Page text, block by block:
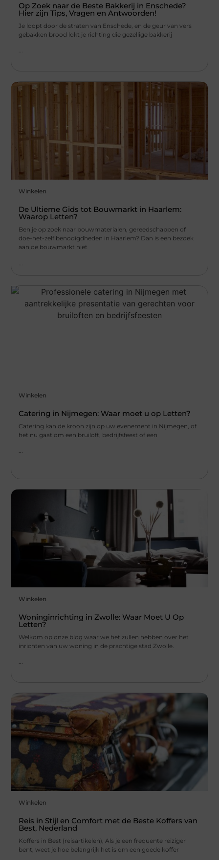
Op Zoek naar de Beste Bakkerij in Enschede?
Hier zijn Tips, Vragen en Antwoorden!
Je loopt door de straten van Enschede, en de geur van vers
gebakken brood lokt je richting die gezellige bakkerij
...
Winkelen
De Ultieme Gids tot Bouwmarkt in Haarlem:
Waarop Letten?
Ben je op zoek naar bouwmaterialen, gereedschappen of
doe-het-zelf benodigdheden in Haarlem? Dan is een bezoek
aan de bouwmarkt niet
Winkelen
Catering in Nijmegen: Waar moet u op Letten?
Catering kan de kroon zijn op uw evenement in Nijmegen, of
het nu gaat om een bruiloft, bedrijfsfeest of een
...
Winkelen
Woninginrichting in Zwolle: Waar Moet U Op
Letten?
Welkom op onze blog waar we het zullen hebben over het
inrichten van uw woning in de prachtige stad Zwolle.
...
Winkelen
Reis in Stijl en Comfort met de Beste Koffers van
Best, Nederland
Koffers in Best (reisartikelen), Als je een frequente reiziger
bent, weet je hoe belangrijk het is om een goede koffer